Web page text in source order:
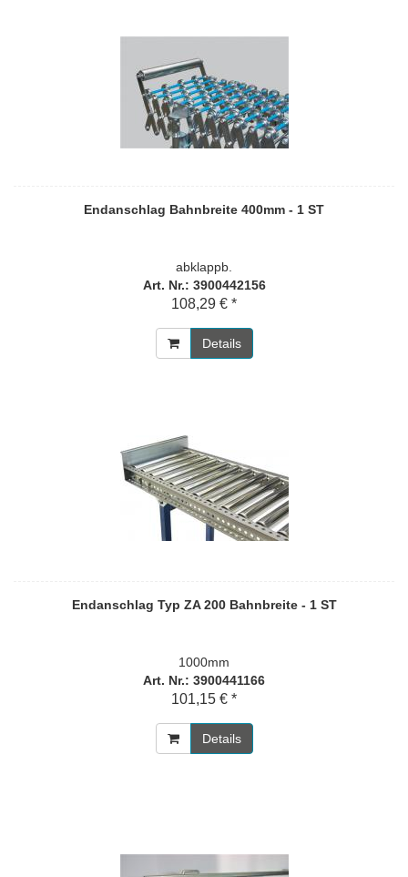
Endanschlag Bahnbreite 400mm - 1 ST
abklappb.
Art. Nr.: 3900442156
108,29 € *
Details
Endanschlag Typ ZA 200 Bahnbreite - 1 ST
1000mm
Art. Nr.: 3900441166
101,15 € *
Details